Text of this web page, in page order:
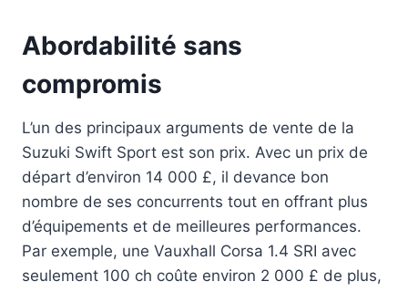
Abordabilité sans
compromis
L’un des principaux arguments de vente de la
Suzuki Swift Sport est son prix. Avec un prix de
départ d’environ 14 000 £, il devance bon
nombre de ses concurrents tout en offrant plus
d’équipements et de meilleures performances.
Par exemple, une Vauxhall Corsa 1.4 SRI avec
seulement 100 ch coûte environ 2 000 £ de plus,